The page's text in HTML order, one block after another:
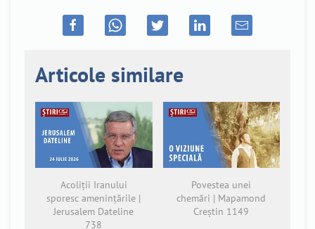
Articole similare
Acoliții Iranului
sporesc amenințările |
Jerusalem Dateline
738
Povestea unei
chemări | Mapamond
Creștin 1149